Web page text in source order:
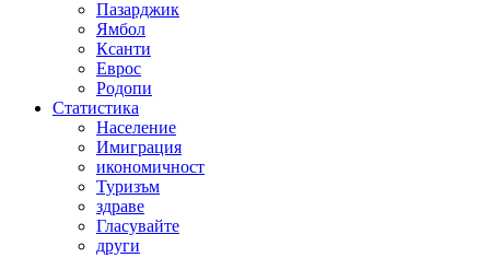
Пазарджик
Ямбол
Ксанти
Еврос
Родопи
Статистика
Население
Имиграция
икономичност
Туризъм
здраве
Гласувайте
други